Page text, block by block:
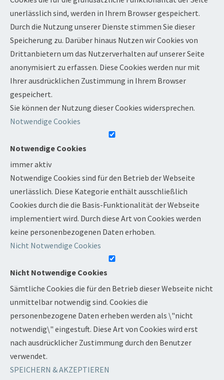
unerlässlich sind, werden in Ihrem Browser gespeichert.
Durch die Nutzung unserer Dienste stimmen Sie dieser
Speicherung zu. Darüber hinaus Nutzen wir Cookies von
Drittanbietern um das Nutzerverhalten auf unserer Seite
anonymisiert zu erfassen. Diese Cookies werden nur mit
Ihrer ausdrücklichen Zustimmung in Ihrem Browser
gespeichert.
Sie können der Nutzung dieser Cookies widersprechen.
Notwendige Cookies
Notwendige Cookies
immer aktiv
Notwendige Cookies sind für den Betrieb der Webseite
unerlässlich. Diese Kategorie enthält ausschließlich
Cookies durch die die Basis-Funktionalität der Webseite
implementiert wird. Durch diese Art von Cookies werden
keine personenbezogenen Daten erhoben.
Nicht Notwendige Cookies
Nicht Notwendige Cookies
Sämtliche Cookies die für den Betrieb dieser Webseite nicht
unmittelbar notwendig sind. Cookies die
personenbezogene Daten erheben werden als \"nicht
notwendig\" eingestuft. Diese Art von Cookies wird erst
nach ausdrücklicher Zustimmung durch den Benutzer
verwendet.
SPEICHERN & AKZEPTIEREN